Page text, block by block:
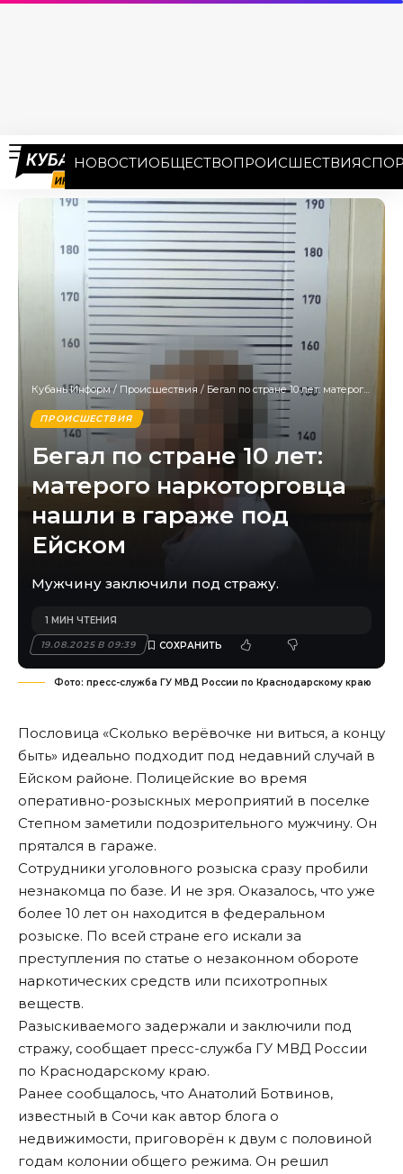
НОВОСТИОБЩЕСТВОПРОИСШЕСТВИЯ
Кубань Информ/ Происшествия / Бегал по стране 10 лет: матерого наркоторговца нашли в гараже под Ейском
ПРОИСШЕСТВИЯ
Бегал по стране 10 лет:
матерого наркоторговца
нашли в гараже под
Ейском
Мужчину заключили под стражу.
19.08.2025 В 09:39
1 МИН ЧТЕНИЯ
Фото: пресс-служба ГУ МВД России по Краснодарскому краю
Пословица «Сколько верёвочке ни виться, а концу
быть» идеально подходит под недавний случай в
Ейском районе. Полицейские во время
оперативно-розыскных мероприятий в поселке
Степном заметили подозрительного мужчину. Он
прятался в гараже.
Сотрудники уголовного розыска сразу пробили
незнакомца по базе. И не зря. Оказалось, что уже
более 10 лет он находится в федеральном
розыске. По всей стране его искали за
преступления по статье о незаконном обороте
наркотических средств или психотропных
веществ.
Разыскиваемого задержали и заключили под
стражу, сообщает пресс-служба ГУ МВД России
по Краснодарскому краю.
Ранее сообщалось, что Анатолий Ботвинов,
известный в Сочи как автор блога о
недвижимости, приговорён к двум с половиной
годам колонии общего режима. Он решил